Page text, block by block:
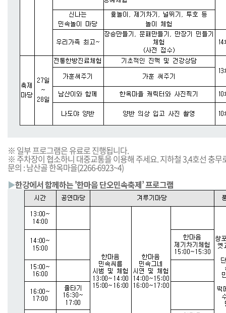
※ 일부 프로그램은 유료로 진행됩니다.
※ 주차장이 협소하니 대중교통을 이용해 주세요. 지하철 3,4호선 충무
문의 : 남산골 한옥마을(2266-6923~4)
▶한강에서 함께하는 '한마음 단오민속축제’ 프로그램